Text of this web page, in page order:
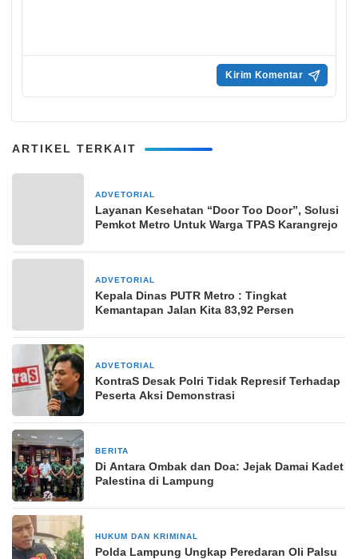
ARTIKEL TERKAIT
ADVETORIAL
Layanan Kesehatan “Door Too Door”, Solusi
Pemkot Metro Untuk Warga TPAS Karangrejo
ADVETORIAL
Kepala Dinas PUTR Metro : Tingkat
Kemantapan Jalan Kita 83,92 Persen
ADVETORIAL
KontraS Desak Polri Tidak Represif Terhadap
Peserta Aksi Demonstrasi
BERITA
Di Antara Ombak dan Doa: Jejak Damai Kadet
Palestina di Lampung
HUKUM DAN KRIMINAL
Polda Lampung Ungkap Peredaran Oli Palsu